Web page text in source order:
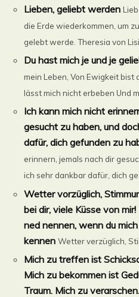
Lieben, geliebt werden
die Erde wiederkommen, um
gelebt werde. Theresia von
Du hast mich je und je
mein Leben, Von Ewigkeit bist
lässt mich nicht erbeben Und
Ich kann mich nicht
gesucht zu haben, und
dafür, dich gefunden zu
erinnern, jemals nach dir
ich sehr dankbar dafür, dich
Wetter vorzüglich,
bei dir, viele Küsse von
ned nennen, wenn du
kennen Wetter verzüglich,
Mich zu treffen ist
Mich zu bekommen ist
Traum. Mich zu